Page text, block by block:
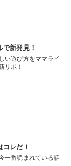
新発見！
い遊び方をママライ
リポ！
レだ！
一番読まれている話